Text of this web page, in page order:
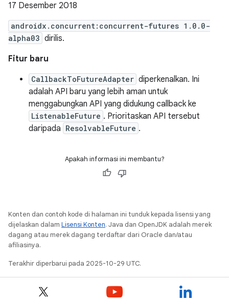
17 Desember 2018
androidx.concurrent:concurrent-futures 1.0.0-
alpha03 dirilis.
Fitur baru
CallbackToFutureAdapter diperkenalkan. Ini
adalah API baru yang lebih aman untuk
menggabungkan API yang didukung callback ke
ListenableFuture . Prioritaskan API tersebut
daripada ResolvableFuture .
Apakah informasi ini membantu?
Konten dan contoh kode di halaman ini tunduk kepada lisensi yang
dijelaskan dalam Lisensi Konten. Java dan OpenJDK adalah merek
dagang atau merek dagang terdaftar dari Oracle dan/atau
afiliasinya.
Terakhir diperbarui pada 2025-10-29 UTC.